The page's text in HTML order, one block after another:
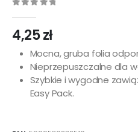
4,25zł
Mocna, gruba folia
Nieprzepuszczalne dla
Szybkie i wygodne
Easy Pack.